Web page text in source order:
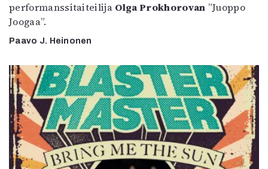
performanssitaiteilija Olga Prokhorovan ”Juoppo
Joogaa”.
Paavo J. Heinonen